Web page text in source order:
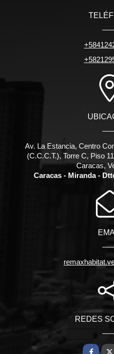
Av. La Estancia, Centro
(C.C.C.T.), Torre C, Piso
Caracas,
Caracas - Miranda -
REDES
X